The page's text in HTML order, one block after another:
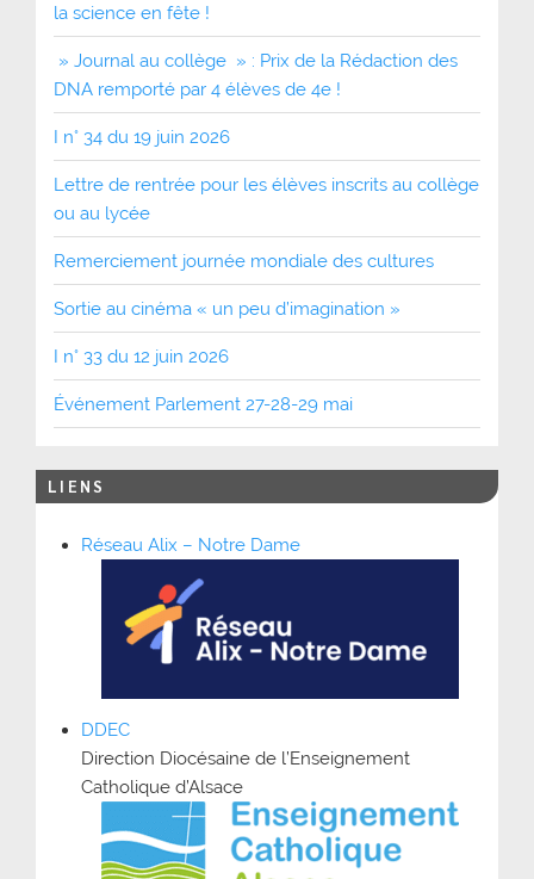
la science en fête !
» Journal au collège » : Prix de la Rédaction des
DNA remporté par 4 élèves de 4e !
I n° 34 du 19 juin 2026
Lettre de rentrée pour les élèves inscrits au collège
ou au lycée
Remerciement journée mondiale des cultures
Sortie au cinéma « un peu d’imagination »
I n° 33 du 12 juin 2026
Événement Parlement 27-28-29 mai
LIENS
Réseau Alix – Notre Dame
DDEC
Direction Diocésaine de l’Enseignement
Catholique d’Alsace